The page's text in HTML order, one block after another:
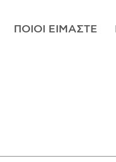
ΠΟΙΟΊ ΕΊΜΑΣΤΕ